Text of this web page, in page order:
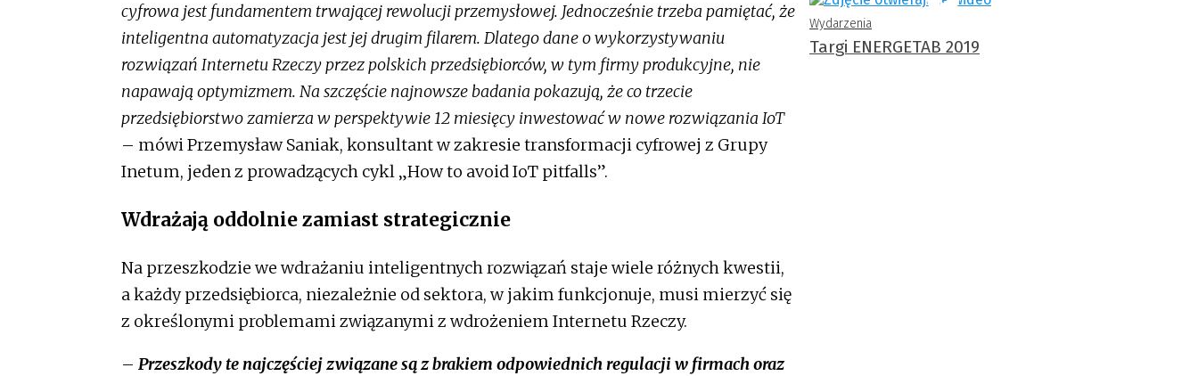
cyfrowa jest fundamentem trwającej rewolucji przemysłowej. Jednocześnie trzeba pamiętać, że
inteligentna automatyzacja jest jej drugim filarem. Dlatego dane o wykorzystywaniu
rozwiązań Internetu Rzeczy przez polskich przedsiębiorców, w tym firmy produkcyjne, nie
napawają optymizmem. Na szczęście najnowsze badania pokazują, że co trzecie
przedsiębiorstwo zamierza w perspektywie 12 miesięcy inwestować w nowe rozwiązania IoT
– mówi Przemysław Saniak, konsultant w zakresie transformacji cyfrowej z Grupy
Inetum, jeden z prowadzących cykl „How to avoid IoT pitfalls”.
Wdrażają oddolnie zamiast strategicznie
Na przeszkodzie we wdrażaniu inteligentnych rozwiązań staje wiele różnych kwestii,
a każdy przedsiębiorca, niezależnie od sektora, w jakim funkcjonuje, musi mierzyć się
z określonymi problemami związanymi z wdrożeniem Internetu Rzeczy.
– Przeszkody te najczęściej związane są z brakiem odpowiednich regulacji w firmach oraz
Wydarzenia
Targi ENERGETAB 2019